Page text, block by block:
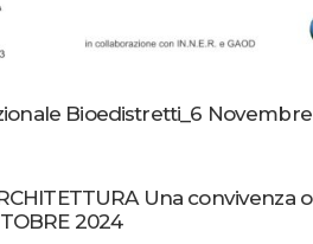
Bioedistretti_6 Novembre
Una
2024